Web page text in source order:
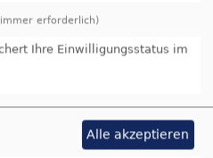
Bayern)
erforderlich)
Ihre Einwilligungsstatus im
Alle akzeptieren